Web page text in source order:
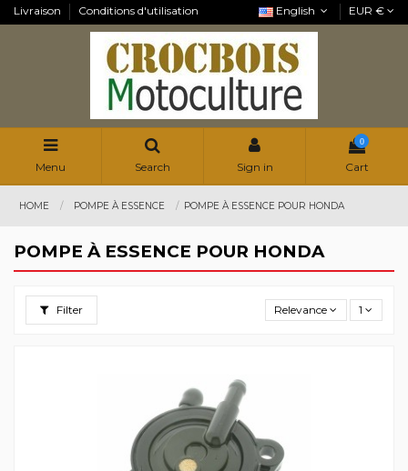
Livraison Conditions d'utilisation English EUR €
Menu Search Sign in
0
Cart
HOME POMPE À ESSENCE POMPE À ESSENCE POUR HONDA
POMPE À ESSENCE POUR HONDA
Filter Relevance 1